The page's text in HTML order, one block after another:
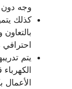
وجه دون
كذلك
احترافي
يتم
الأعمال